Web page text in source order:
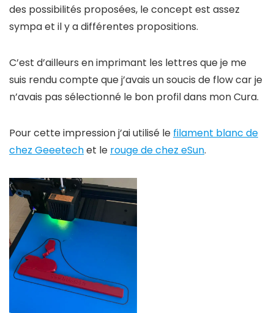
des possibilités proposées, le concept est assez
sympa et il y a différentes propositions.
C’est d’ailleurs en imprimant les lettres que je me
suis rendu compte que j’avais un soucis de flow car je
n’avais pas sélectionné le bon profil dans mon Cura.
Pour cette impression j’ai utilisé le filament blanc de
chez Geeetechet le rouge de chez eSun.